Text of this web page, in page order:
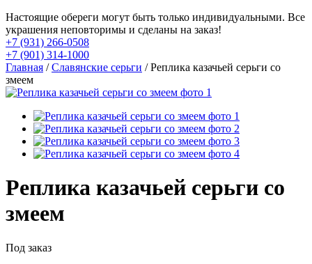
Настоящие обереги могут быть только индивидуальными. Все
украшения неповторимы и сделаны на заказ!
+7 (931) 266-0508
+7 (901) 314-1000
Главная /Славянские серьги / Реплика казачьей серьги со
змеем
Реплика казачьей серьги со
змеем
Под заказ